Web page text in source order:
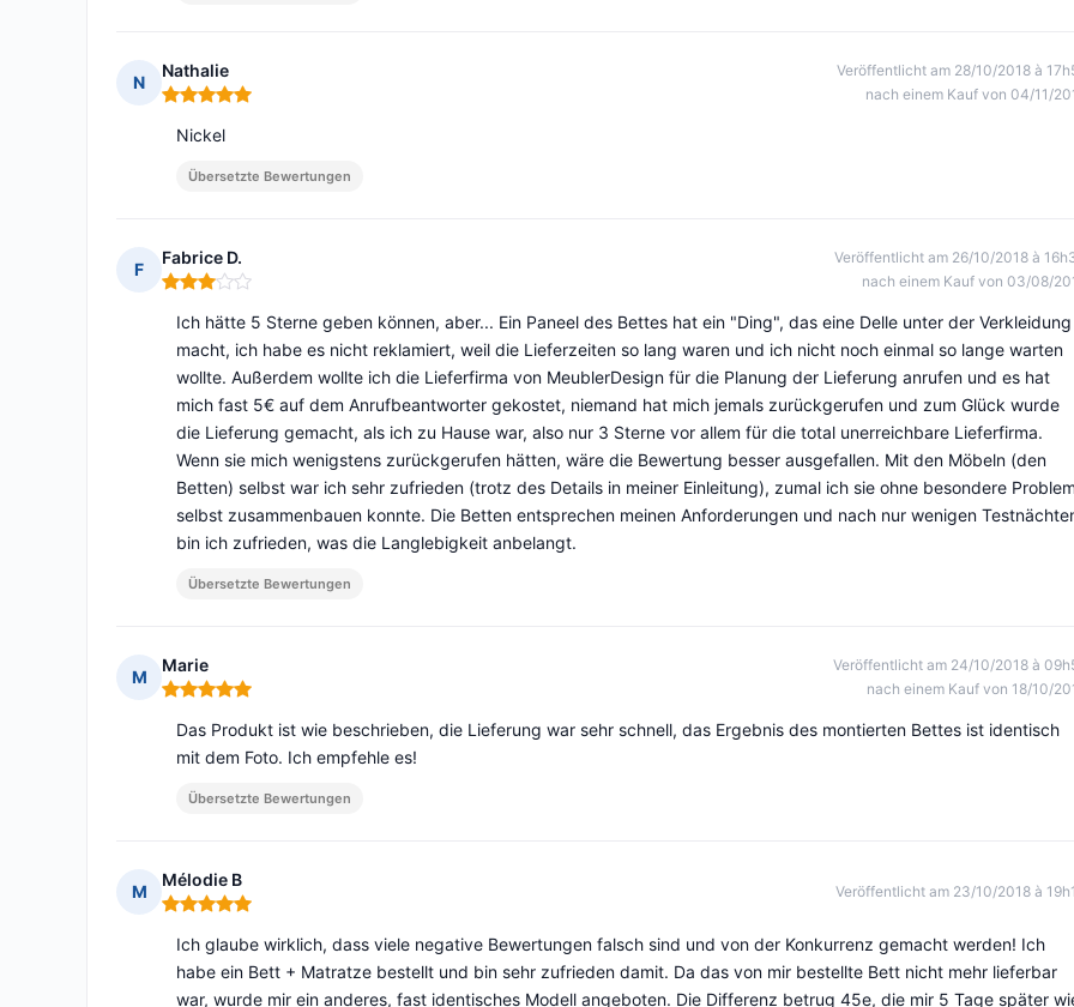
N
Nathalie
Hinweis: 5 von 5
Veröffentlicht am 28/10/2018 à
nach einem Kauf von 04/11/
Nickel
Übersetzte Bewertungen
F
Fabrice D.
Hinweis: 3 von 5
Veröffentlicht am 26/10/2018 à
nach einem Kauf von 03/08/
Ich hätte 5 Sterne geben können, aber... Ein Paneel des Bettes hat ein "Ding", das eine Delle unter der Verkleidung
macht, ich habe es nicht reklamiert, weil die Lieferzeiten so lang waren und ich nicht noch einmal so lange warten
wollte. Außerdem wollte ich die Lieferfirma von MeublerDesign für die Planung der Lieferung anrufen und es hat
mich fast 5€ auf dem Anrufbeantworter gekostet, niemand hat mich jemals zurückgerufen und zum Glück wurde
die Lieferung gemacht, als ich zu Hause war, also nur 3 Sterne vor allem für die total unerreichbare Lieferfirma.
Wenn sie mich wenigstens zurückgerufen hätten, wäre die Bewertung besser ausgefallen. Mit den Möbeln (den
Betten) selbst war ich sehr zufrieden (trotz des Details in meiner Einleitung), zumal ich sie ohne besondere
selbst zusammenbauen konnte. Die Betten entsprechen meinen Anforderungen und nach nur wenigen
bin ich zufrieden, was die Langlebigkeit anbelangt.
Übersetzte Bewertungen
M
Marie
Hinweis: 5 von 5
Veröffentlicht am 24/10/2018 à
nach einem Kauf von 18/10/
Das Produkt ist wie beschrieben, die Lieferung war sehr schnell, das Ergebnis des montierten Bettes ist identisch
mit dem Foto. Ich empfehle es!
Übersetzte Bewertungen
M
Mélodie B
Hinweis: 5 von 5
Veröffentlicht am 23/10/2018 à
Ich glaube wirklich, dass viele negative Bewertungen falsch sind und von der Konkurrenz gemacht werden! Ich
habe ein Bett + Matratze bestellt und bin sehr zufrieden damit. Da das von mir bestellte Bett nicht mehr lieferbar
war, wurde mir ein anderes, fast identisches Modell angeboten. Die Differenz betrug 45e, die mir 5 Tage später